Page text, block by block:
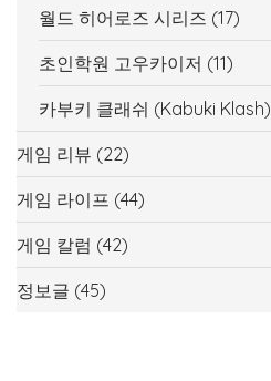
월드 히어로즈 시리즈 (17)
초인학원 고우카이저 (11)
카부키 클래쉬 (Kabuki Klash)
게임 리뷰 (22)
게임 라이프 (44)
게임 칼럼 (42)
정보글 (45)